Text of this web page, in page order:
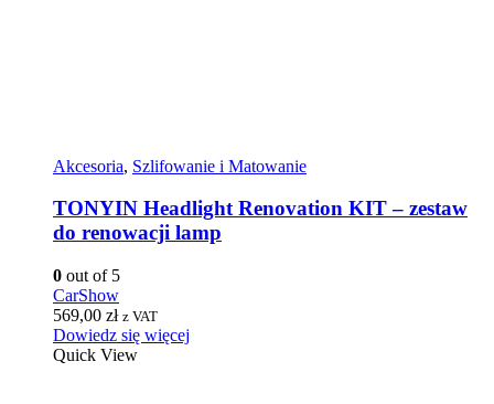
Akcesoria, Szlifowanie i Matowanie
TONYIN Headlight Renovation KIT – zestaw
do renowacji lamp
0 out of 5
CarShow
569,00 zł z VAT
Dowiedz się więcej
Quick View